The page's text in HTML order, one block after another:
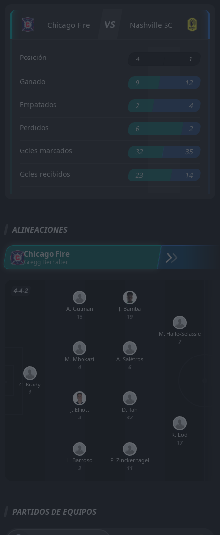
Chicago Fire VS Nashville SC
Posición 4 1
Ganado 9 12
Empatados 2 4
Perdidos 6 2
Goles marcados 32 35
Goles recibidos 23 14
ALINEACIONES
Chicago Fire
Gregg Berhalter
4-4-2
C. Brady
1
L. Barroso
2
J. Elliott
3
M. Mbokazi
4
A. Gutman
15
P. Zinckernagel
11
D. Tah
42
A. Salétros
6
J. Bamba
19
R. Lod
17
M. Haile-Selassie
7
PARTIDOS DE EQUIPOS